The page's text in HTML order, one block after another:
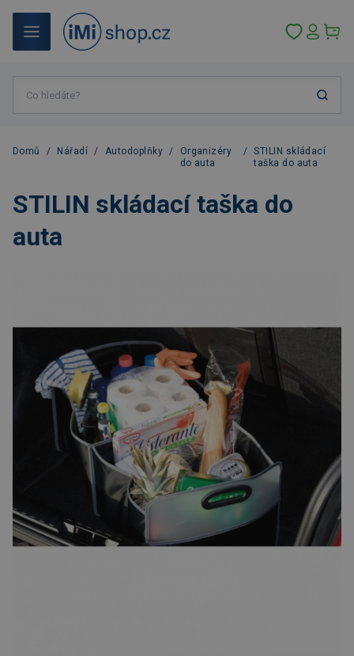
Domů / Nářadí / Autodoplňky /
Organizéry
do auta
/ STILIN skládací
taška do auta
STILIN skládací taška do
auta